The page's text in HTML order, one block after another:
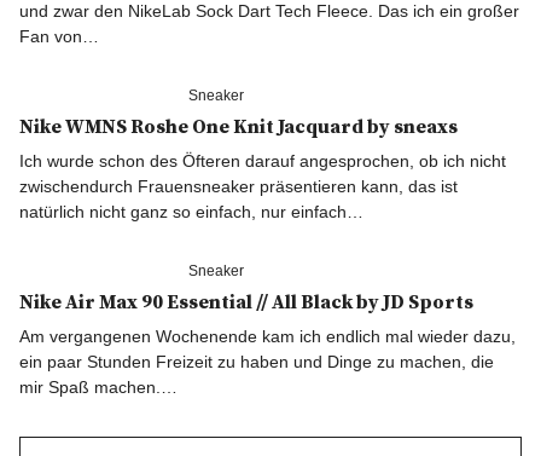
und zwar den NikeLab Sock Dart Tech Fleece. Das ich ein großer
Fan von…
Sneaker
Nike WMNS Roshe One Knit Jacquard by sneaxs
Ich wurde schon des Öfteren darauf angesprochen, ob ich nicht
zwischendurch Frauensneaker präsentieren kann, das ist
natürlich nicht ganz so einfach, nur einfach…
Sneaker
Nike Air Max 90 Essential // All Black by JD Sports
Am vergangenen Wochenende kam ich endlich mal wieder dazu,
ein paar Stunden Freizeit zu haben und Dinge zu machen, die
mir Spaß machen.…